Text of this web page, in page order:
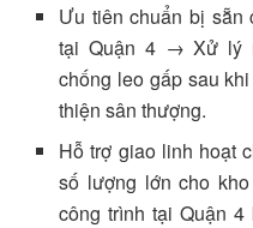
Ưu tiên chuẩn bị sẵn
tại Quận 4 → Xử lý
chống leo gấp sau
thiện sân thượng.
Hỗ trợ giao linh hoạt
số lượng lớn cho
công trình tại Quận